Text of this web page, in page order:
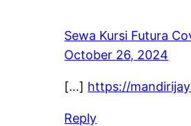
Sewa Kursi Futura
October 26, 2024
[…] https://
Reply